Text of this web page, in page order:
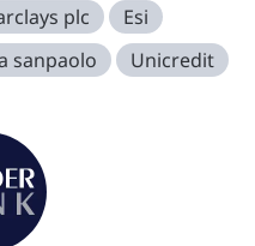
plc
Esi
sanpaolo Unicredit